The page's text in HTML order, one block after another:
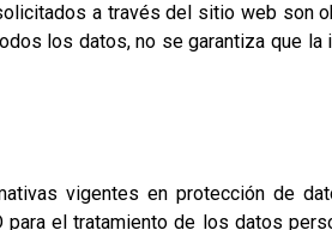
a través del sitio web son
los datos, no se garantiza que
vigentes en protección de
para el tratamiento de los datos